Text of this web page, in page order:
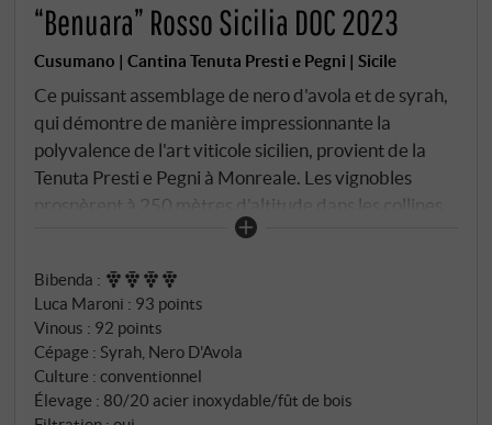
“Benuara” Rosso Sicilia DOC 2023
Cusumano | Cantina Tenuta Presti e Pegni | Sicile
Ce puissant assemblage de nero d'avola et de syrah,
qui démontre de manière impressionnante la
polyvalence de l'art viticole sicilien, provient de la
Tenuta Presti e Pegni à Monreale. Les vignobles
prospèrent à 250 mètres d'altitude dans les collines
derrière Palerme, où les sols argileux et le
idéales pour les cépages internationaux. À seulement
dix kilomètres de la côte, les vignes bénéficient de la
brise marine rafraîchissante qui atténue la chaleur
de la journée et assure une maturation équilibrée. Le
nom de Benuara vient d'une petite fleur qui pousse
Bibenda :
Luca Maroni : 93 points
Vinous : 92 points
Cépage : Syrah, Nero D'Avola
Culture : conventionnel
Élevage : 80/20 acier inoxydable/fût de bois